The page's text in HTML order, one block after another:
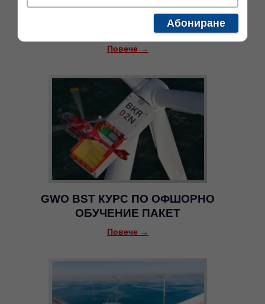
GWO BST ОПРЕСНИТЕЛЕН КУРС ПО
НАЗЕМНА ПОДГОТОВКА ПАКЕТ
Повече →
GWO BST КУРС ПО ОФШОРНО
ОБУЧЕНИЕ ПАКЕТ
Повече →
Абониране